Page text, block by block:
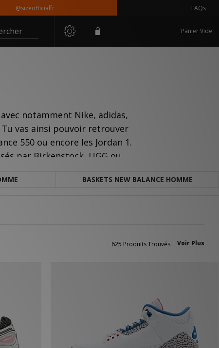
Panier Vide
notamment Nike, adidas,
Tu vas ainsi pouvoir retrouver
550 ou encore les Jordan 1.
par Birkenstock, UGG ou
BASKETS NEW BALANCE HOMME
Voir Plus
625 Produits Trouvés: